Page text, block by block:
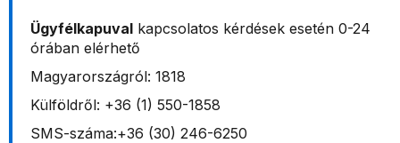
Ügyfélkapuval kapcsolatos kérdések esetén 0-24
órában elérhető
Magyarországról: 1818
Külföldről: +36 (1) 550-1858
SMS-száma:+36 (30) 246-6250